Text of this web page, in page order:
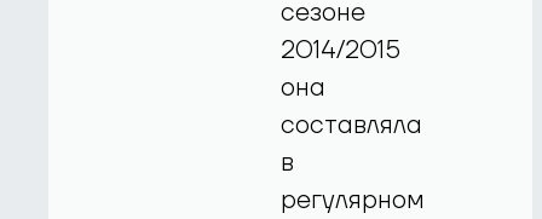
сезоне
2014/2015
она
составляла
в
регулярном